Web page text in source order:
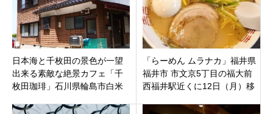
日本海と千枚田の景色が一望
出来る素敵な絶景カフェ「千
枚田珈琲」石川県輪島市白米
「らーめん ムラナカ」福井県
福井市 市文京5丁目の福大前
西福井駅近くに12日（月）移